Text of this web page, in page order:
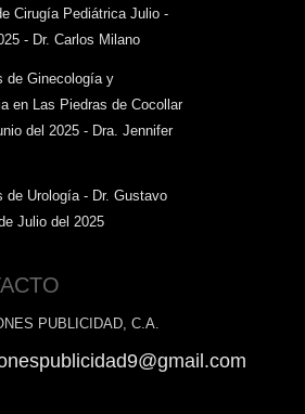
Cirugía Pediátrica Julio -
- Dr. Carlos Milano
de Ginecología y
en Las Piedras de Cocollar
del 2025 - Dra. Jennifer
de Urología - Dr. Gustavo
Julio del 2025
PUBLICIDAD, C.A.